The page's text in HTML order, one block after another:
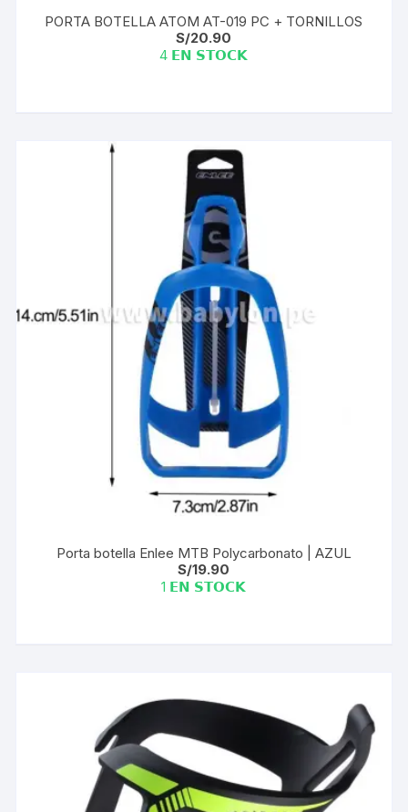
PORTA BOTELLA ATOM AT-019 PC + TORNILLOS
S/20.90
4 𝗘𝗡 𝗦𝗧𝗢𝗖𝗞
Porta botella Enlee MTB Polycarbonato | AZUL
S/19.90
1 𝗘𝗡 𝗦𝗧𝗢𝗖𝗞